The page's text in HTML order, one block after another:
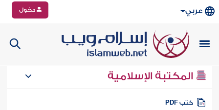
عربي دخول
المكتبة الإسلامية